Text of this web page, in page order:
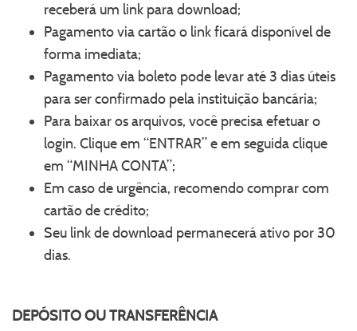
receberá um link para download;
Pagamento via cartão o link ficará disponível de
forma imediata;
Pagamento via boleto pode levar até 3 dias úteis
para ser confirmado pela instituição bancária;
Para baixar os arquivos, você precisa efetuar o
login. Clique em “ENTRAR” e em seguida clique
em “MINHA CONTA”;
Em caso de urgência, recomendo comprar com
cartão de crédito;
Seu link de download permanecerá ativo por 30
dias.
DEPÓSITO OU TRANSFERÊNCIA